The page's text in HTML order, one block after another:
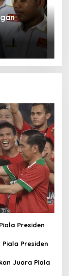
dan Gus
Presiden
Presiden
Juara Piala